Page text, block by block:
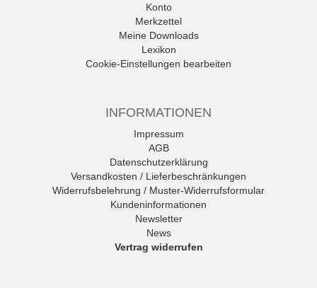
Konto
Merkzettel
Meine Downloads
Lexikon
Cookie-Einstellungen bearbeiten
INFORMATIONEN
Impressum
AGB
Datenschutzerklärung
Versandkosten / Lieferbeschränkungen
Widerrufsbelehrung / Muster-Widerrufsformular
Kundeninformationen
Newsletter
News
Vertrag widerrufen